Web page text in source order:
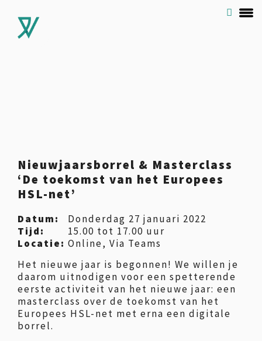
Nieuwjaarsborrel & Masterclass
‘De toekomst van het Europees
HSL-net’
Datum:
Donderdag 27 januari 2022
Tijd:
15.00 tot 17.00 uur
Locatie: Online, Via Teams
Het nieuwe jaar is begonnen! We willen je
daarom uitnodigen voor een spetterende
eerste activiteit van het nieuwe jaar: een
masterclass over de toekomst van het
Europees HSL-net met erna een digitale
borrel.